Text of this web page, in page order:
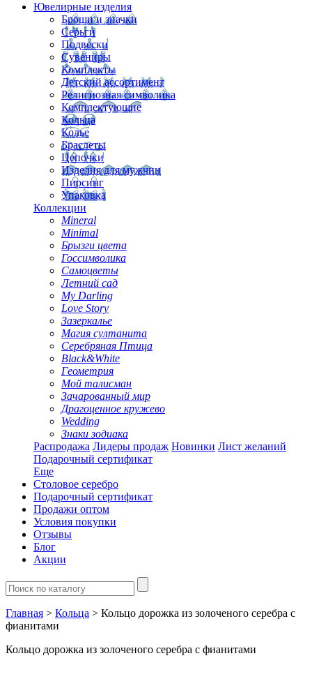
Ювелирные изделия
Броши и значки
Серьги
Подвески
Сувениры
Комплекты
Детский ассортимент
Религиозная символика
Комплектующие
Кольца
Колье
Браслеты
Цепочки
Изделия для мужчин
Пирсинг
Упаковка
Коллекции
Mineral
Minimal
Брызги цвета
Госсимволика
Самоцветы
Летний сад
My Darling
Love Story
Зазеркалье
Магия султанита
Серебряная Птица
Black&White
Геометрия
Мой талисман
Зачарованный мир
Драгоценное кружево
Wedding
Знаки зодиака
Распродажа Лидеры продаж Новинки Лист желаний
Подарочный сертификат
Еще
Столовое серебро
Подарочный сертификат
Продажи оптом
Условия покупки
Отзывы
Блог
Акции
Главная > Кольца > Кольцо дорожка из золоченого серебра с
фианитами
Кольцо дорожка из золоченого серебра с фианитами